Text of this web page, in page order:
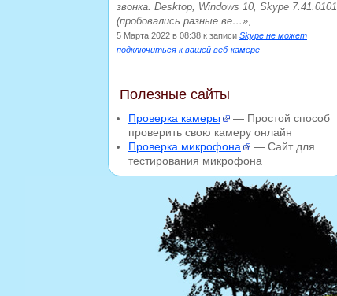
звонка. Desktop, Windows 10, Skype 7.41.0101
(пробовались разные ве…
,
5 Марта 2022 в 08:38 к записи Skype не может
подключиться к вашей веб-камере
Полезные сайты
Проверка камеры
— Простой способ
проверить свою камеру онлайн
Проверка микрофона
— Сайт для
тестирования микрофона